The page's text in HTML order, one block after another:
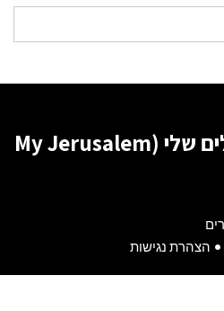
אודות חדשות ירושלים שלי (My Jerusalem
• הצהרת נגישות